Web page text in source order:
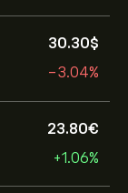
30.30‎$‎
-3.04%
23.80‎€‎
+1.06%